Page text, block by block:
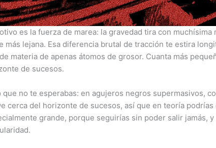
es la fuerza de marea: la gravedad tira con
más lejana. Esa diferencia brutal de tracción te estira
materia de apenas átomos de grosor. Cuanta más
de sucesos.
que no te esperabas: en agujeros negros supermasivos,
cerca del horizonte de sucesos, así que en teoría
grande, porque seguirías sin poder salir jamás,